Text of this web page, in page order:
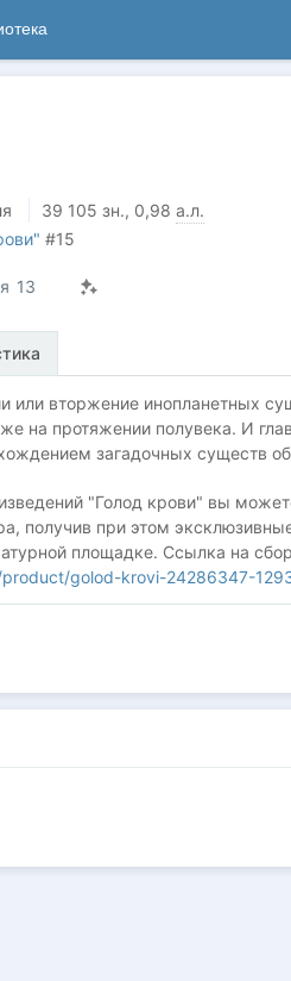
39 105 зн., 0,98 а.л.
#15
13
или вторжение инопланетных
на протяжении полувека. И
загадочных существ
"Голод крови" вы
получив при этом
площадке. Ссылка на
golod-krovi-24286347-